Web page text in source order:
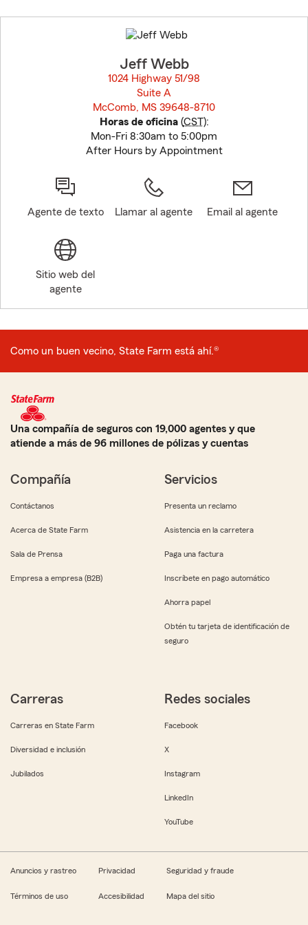
to
before
Jeff Webb
1024 Highway 51/98
Suite A
McComb, MS 39648-8710
Horas de oficina(CST):
Mon-Fri 8:30am to 5:00pm
After Hours by Appointment
Agente de texto Llamar al agente Email al agente
Sitio web del
agente
Como un buen vecino, State Farm está ahí.®
Una compañía de seguros con 19,000 agentes y que
atiende a más de 96 millones de pólizas y cuentas
Compañía
Contáctanos
Acerca de State Farm
Sala de Prensa
Empresa a empresa (B2B)
Servicios
Presenta un reclamo
Asistencia en la carretera
Paga una factura
Inscríbete en pago automático
Ahorra papel
Obtén tu tarjeta de identificación de
seguro
Carreras
Carreras en State Farm
Diversidad e inclusión
Jubilados
Redes sociales
Facebook
X
Instagram
LinkedIn
YouTube
Anuncios y rastreo Privacidad Seguridad y fraude
Términos de uso Accesibilidad Mapa del sitio